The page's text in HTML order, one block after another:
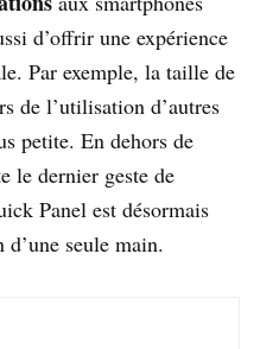
d’offrir une expérience
Par exemple, la taille de
de l’utilisation d’autres
petite. En dehors de
le dernier geste de
Panel est désormais
seule main.